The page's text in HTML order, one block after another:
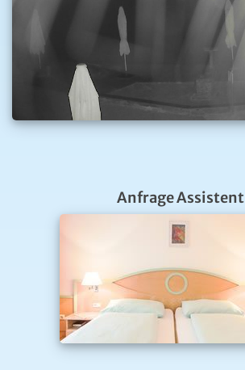
Anfrage Assistent